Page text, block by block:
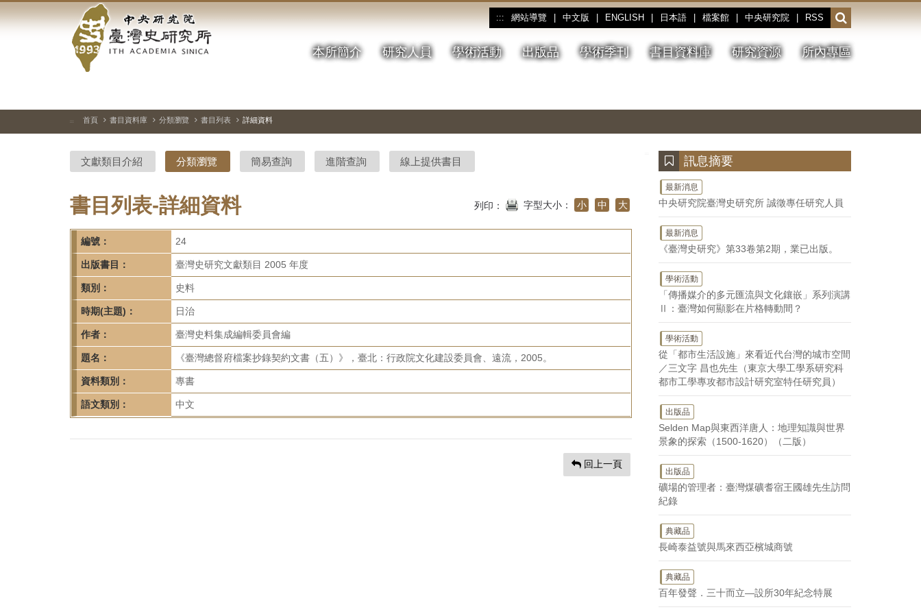
到
中
央
研
院-
臺
灣
史
研
究
所-
首
頁
::: 網站導覽 中文版 ENGLISH 日本語 檔案館 中央研究院 RSS
開
啟
或
收
本所簡介 研究人員 學術活動 出版品 學術季刊 書目資料庫 研究資源 所內專區
停、
圖
圖
結
::: 首頁 書目資料庫 分類瀏覽 書目列表 詳細資料
文獻類目介紹 分類瀏覽 簡易查詢 進階查詢 線上提供書目
書目列表-詳細資料 列印： 字型大小： 小 中 大
編號： 24
出版書目： 臺灣史研究文獻類目 2005 年度
類別： 史料
時期(主題)： 日治
作者： 臺灣史料集成編輯委員會編
題名： 《臺灣總督府檔案抄錄契約文書（五）》，臺北：行政院文化建設委員會、遠流，2005。
資料類別： 專書
語文類別： 中文
回上一頁
訊息摘要
最新消息
中央研究院臺灣史研究所 誠徵專任研究人員
最新消息
《臺灣史研究》第33卷第2期，業已出版。
學術活動
「傳播媒介的多元匯流與文化鑲嵌」系列演講
Ⅱ：臺灣如何顯影在片格轉動間？
學術活動
從「都市生活設施」來看近代台灣的城市空間
／三文字 昌也先生（東京大學工學系研究科
都市工學專攻都市設計研究室特任研究員）
出版品
Selden Map與東西洋唐人：地理知識與世界
景象的探索（1500-1620）（二版）
出版品
礦場的管理者：臺灣煤礦耆宿王國雄先生訪問
紀錄
典藏品
長崎泰益號與馬來西亞檳城商號
典藏品
百年發聲．三十而立—設所30年紀念特展